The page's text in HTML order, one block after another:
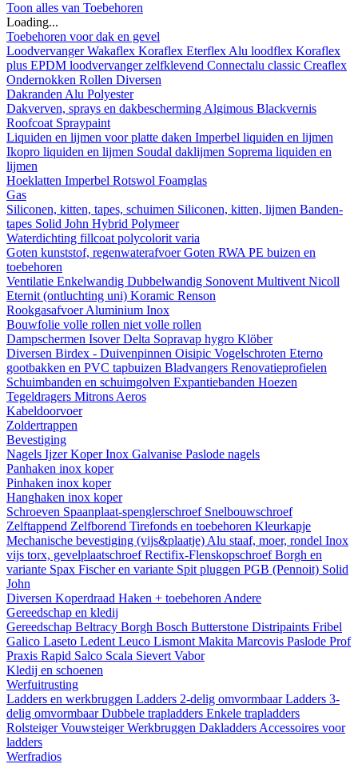
Toon alles van Toebehoren
Loading...
Toebehoren voor dak en gevel
LoodvervangerWakaflex Koraflex Eterflex Alu loodflex Koraflex
plus EPDM loodvervanger zelfklevend Connectalu classic Creaflex
Ondernokken Rollen Diversen
Dakranden Alu Polyester
Dakverven, sprays en dakbescherming Algimous Blackvernis
Roofcoat Spraypaint
Liquiden en lijmen voor platte daken Imperbel liquiden en lijmen
Ikopro liquiden en lijmen Soudal daklijmen Soprema liquiden en
lijmen
Hoeklatten Imperbel Rotswol Foamglas
Gas
Siliconen, kitten, tapes, schuimen Siliconen, kitten, lijmen Banden-
tapes Solid John Hybrid Polymeer
Waterdichting fillcoat polycolorit varia
Goten kunststof, regenwaterafvoerGoten RWA PE buizen en
toebehoren
Ventilatie Enkelwandig Dubbelwandig Sonovent Multivent Nicoll
Eternit (ontluchting uni) Koramic Renson
RookgasafvoerAluminium Inox
Bouwfolie volle rollen niet volle rollen
Dampschermen IsoverDelta Sopravap hygro Klöber
Diversen Birdex - Duivenpinnen Oisipic Vogelschroten Eterno
gootbakken en PVC tapbuizen Bladvangers Renovatieprofielen
Schuimbanden en schuimgolven Expantiebanden Hoezen
Tegeldragers Mitrons Aeros
Kabeldoorvoer
Zoldertrappen
Bevestiging
Nagels IjzerKoperInox Galvanise Paslode nagels
Panhaken inox koper
Pinhaken inox koper
Hanghaken inox koper
Schroeven Spaanplaat-spenglerschroef Snelbouwschroef
Zelftappend Zelfborend Tirefonds en toebehoren Kleurkapje
Mechanische bevestiging (vijs&plaatje) Alu staaf, moer, rondel Inox
vijs torx, gevelplaatschroefRectifix-FlenskopschroefBorgh en
variante Spax Fischer en variante Spit pluggen PGB (Pennoit) Solid
John
Diversen Koperdraad Haken + toebehoren Andere
Gereedschap en kledij
Gereedschap Beltracy Borgh Bosch Butterstone Distripaints Fribel
Galico Laseto Ledent Leuco Lismont Makita Marcovis Paslode Prof
Praxis Rapid Salco Scala Sievert Vabor
Kledij en schoenen
Werfuitrusting
Ladders en werkbruggen Ladders 2-delig omvormbaarLadders 3-
delig omvormbaarDubbele trapladders Enkele trapladders
RolsteigerVouwsteigerWerkbruggen Dakladders Accessoires voor
ladders
Werfradios